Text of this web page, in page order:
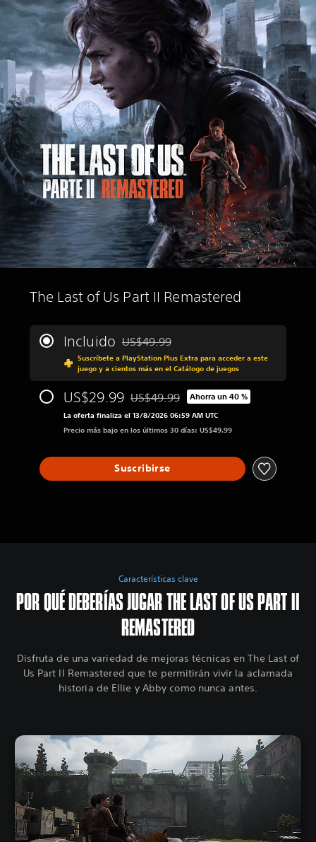
The Last of Us Part II Remastered
Incluido Rebajado del precio original de US$49.99
US$49.99
Suscríbete a PlayStation Plus Extra para acceder a este
juego y a cientos más en el Catálogo de juegos
US$29.99 Rebajado del precio original de
US$49.99 Ahorra un 40 %
La oferta finaliza el 13/8/2026 06:59 AM UTC
Precio más bajo en los últimos 30 días: US$49.99
Suscribirse
Características clave
POR QUÉ DEBERÍAS JUGAR THE LAST OF US PART II
REMASTERED
Disfruta de una variedad de mejoras técnicas en The Last of
Us Part II Remastered que te permitirán vivir la aclamada
historia de Ellie y Abby como nunca antes.